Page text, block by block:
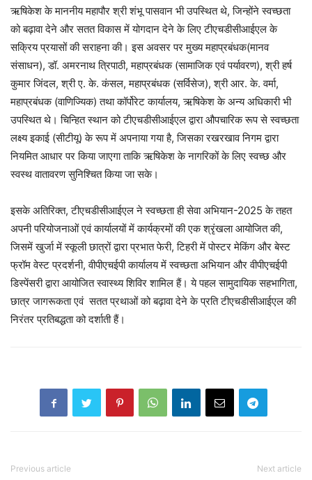
ऋषिकेश के माननीय महापौर श्री शंभू पासवान भी उपस्थित थे, जिन्होंने स्वच्छता
को बढ़ावा देने और सतत विकास में योगदान देने के लिए टीएचडीसीआईएल के
सक्रिय प्रयासों की सराहना की। इस अवसर पर मुख्य महाप्रबंधक(मानव
संसाधन), डॉ. अमरनाथ त्रिपाठी, महाप्रबंधक (सामाजिक एवं पर्यावरण), श्री हर्ष
कुमार जिंदल, श्री ए. के. कंसल, महाप्रबंधक (सर्विसेज), श्री आर. के. वर्मा,
महाप्रबंधक (वाणिज्यिक) तथा कॉर्पोरेट कार्यालय, ऋषिकेश के अन्य अधिकारी भी
उपस्थित थे। चिन्हित स्थान को टीएचडीसीआईएल द्वारा औपचारिक रूप से स्वच्छता
लक्ष्य इकाई (सीटीयू) के रूप में अपनाया गया है, जिसका रखरखाव निगम द्वारा
नियमित आधार पर किया जाएगा ताकि ऋषिकेश के नागरिकों के लिए स्वच्छ और
स्वस्थ वातावरण सुनिश्चित किया जा सके।
इसके अतिरिक्त, टीएचडीसीआईएल ने स्वच्छता ही सेवा अभियान-2025 के तहत
अपनी परियोजनाओं एवं कार्यालयों में कार्यक्रमों की एक श्रृंखला आयोजित की,
जिसमें खुर्जा में स्कूली छात्रों द्वारा प्रभात फेरी, टिहरी में पोस्टर मेकिंग और बेस्ट
फ्रॉम वेस्ट प्रदर्शनी, वीपीएचईपी कार्यालय में स्वच्छता अभियान और वीपीएचईपी
डिस्पेंसरी द्वारा आयोजित स्वास्थ्य शिविर शामिल हैं। ये पहल सामुदायिक सहभागिता,
छात्र जागरूकता एवं सतत प्रथाओं को बढ़ावा देने के प्रति टीएचडीसीआईएल की
निरंतर प्रतिबद्धता को दर्शाती हैं।
Previous article Next article